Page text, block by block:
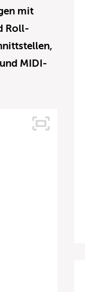
mit
Roll-
MIDI-